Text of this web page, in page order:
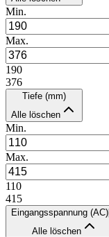
Min.
Max.
190
376
Tiefe (mm)
Alle löschen
Min.
Max.
110
415
Eingangsspannung (AC)
Alle löschen